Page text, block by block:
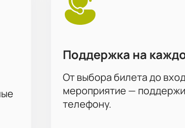
Поддержка на
От выбора билета до
мероприятие —
телефону.